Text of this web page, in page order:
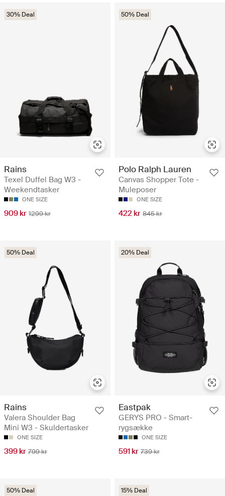
30% Deal
Rains
Texel Duffel Bag W3 -
Weekendtasker
ONE SIZE
909 kr 1299 kr
50% Deal
Polo Ralph Lauren
Canvas Shopper Tote -
Muleposer
ONE SIZE
422 kr 845 kr
50% Deal
Rains
Valera Shoulder Bag
Mini W3 - Skuldertasker
ONE SIZE
399 kr 799 kr
20% Deal
Eastpak
GERYS PRO - Smart-
rygsække
ONE SIZE
591 kr 739 kr
50% Deal 15% Deal